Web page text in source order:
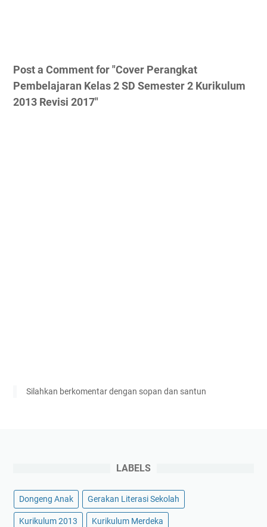
Post a Comment for "Cover Perangkat
Pembelajaran Kelas 2 SD Semester 2 Kurikulum
2013 Revisi 2017"
Silahkan berkomentar dengan sopan dan santun
LABELS
Dongeng Anak Gerakan Literasi Sekolah
Kurikulum 2013 Kurikulum Merdeka